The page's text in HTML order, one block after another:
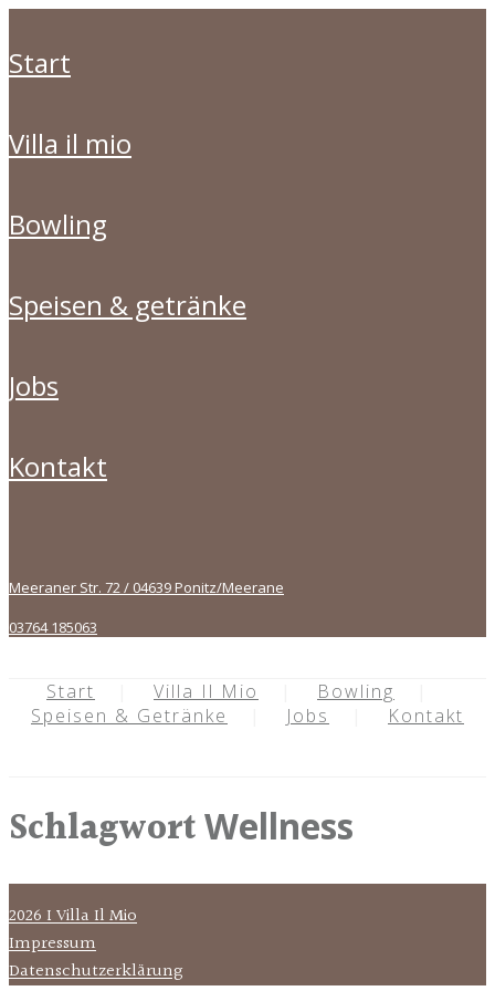
start
villa il mio
bowling
speisen & getränke
jobs
kontakt
Meeraner Str. 72 / 04639 Ponitz/Meerane
03764 185063
Start Villa Il Mio
Bowling
Speisen & Getränke
Jobs Kontakt
SchlagwortWellness
2026 I Villa Il Mio
Impressum
Datenschutzerklärung